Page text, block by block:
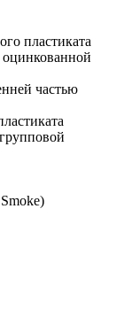
пластиката
частью